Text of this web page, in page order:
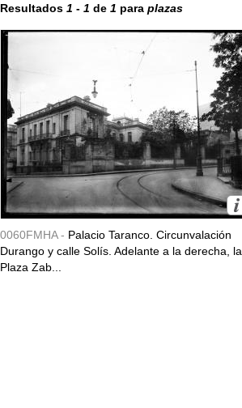
Resultados 1 - 1 de 1 para plazas
0060FMHA - Palacio Taranco. Circunvalación
Durango y calle Solís. Adelante a la derecha, la
Plaza Zab...